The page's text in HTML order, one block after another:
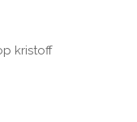
kristoff